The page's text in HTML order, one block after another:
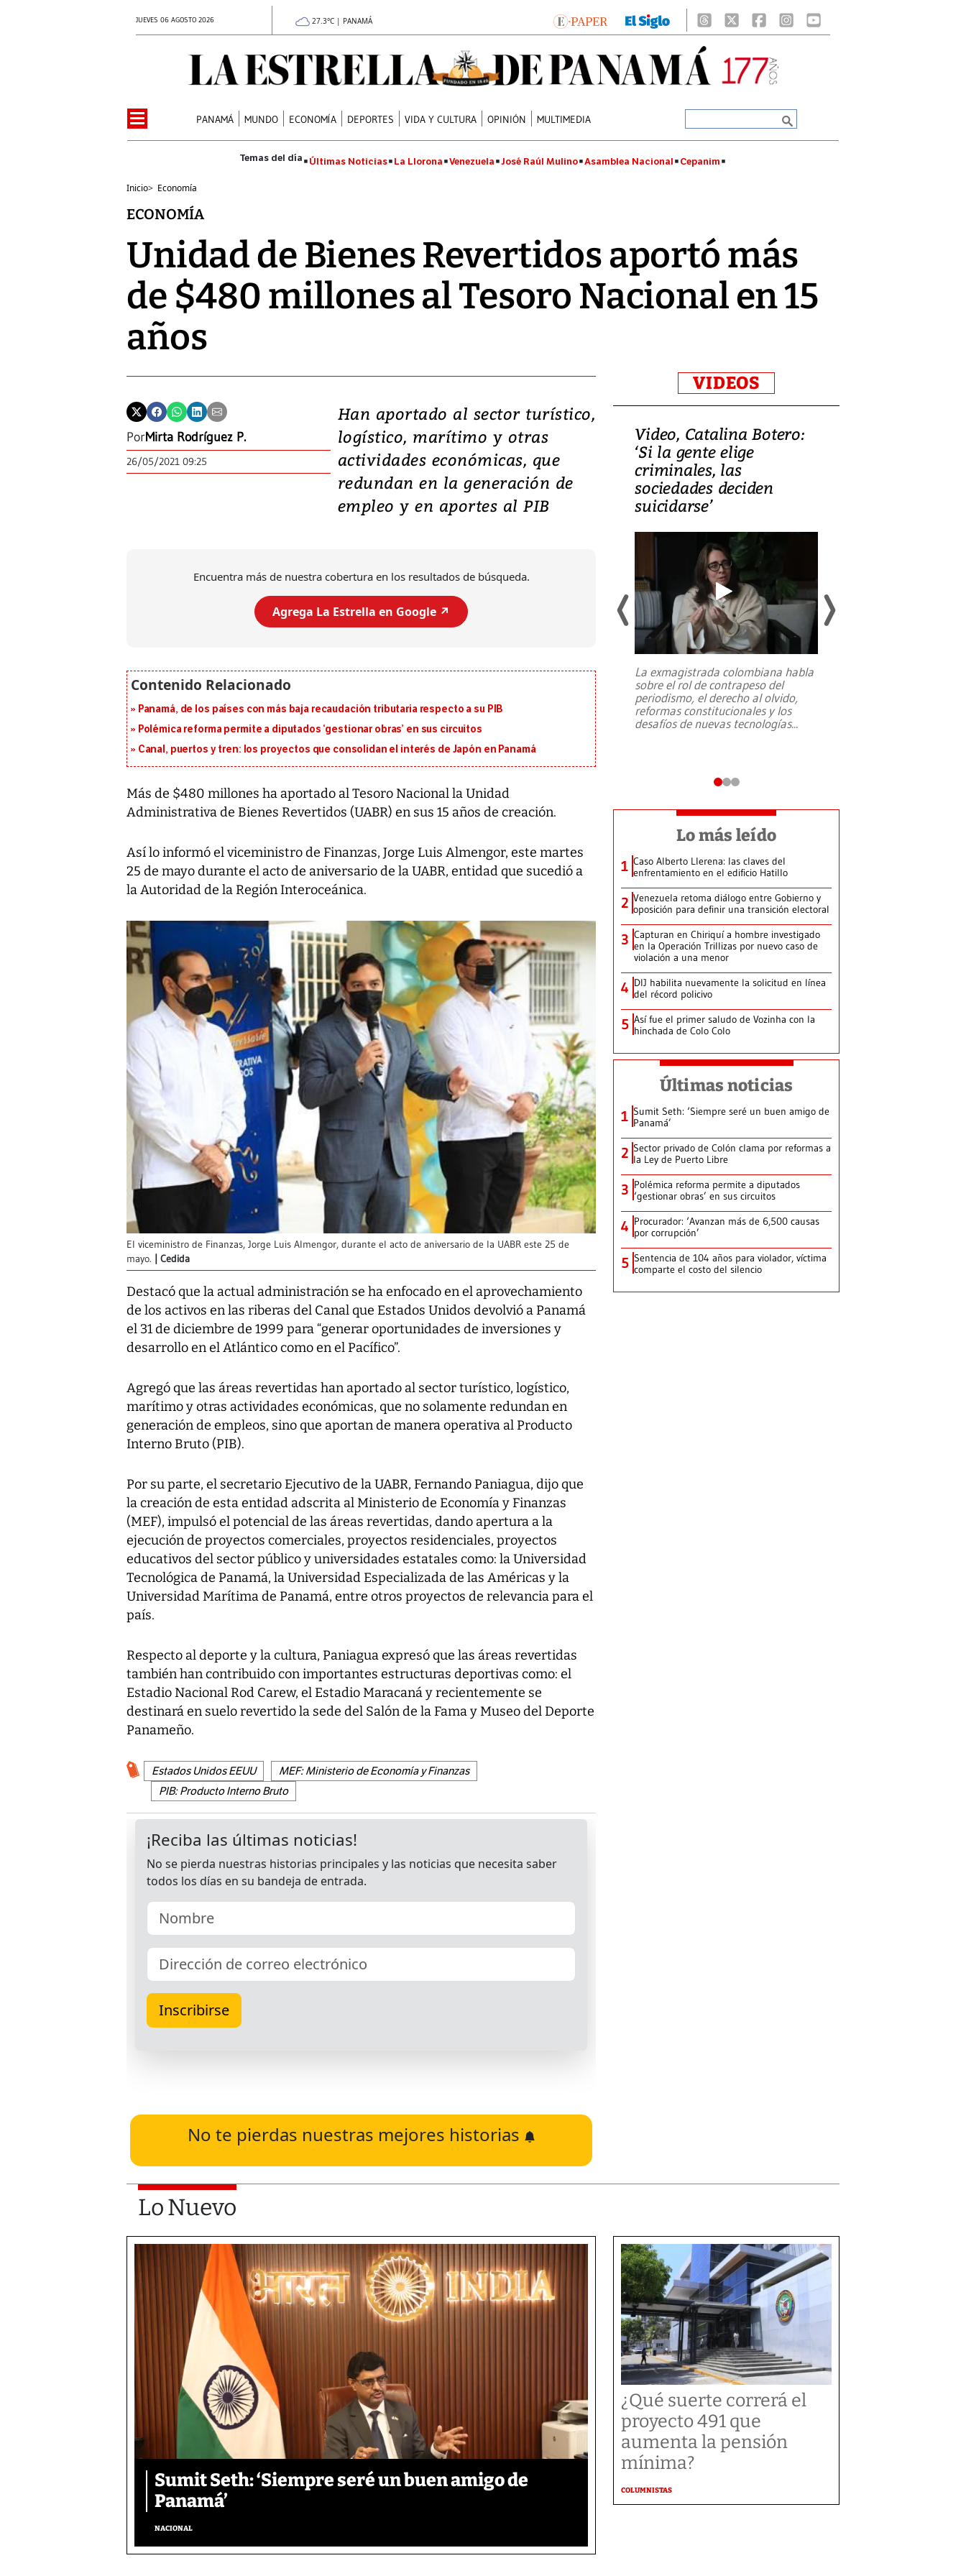
JUEVES 06 AGOSTO 2026 27.3°C | PANAMÁ
PANAMÁ MUNDO ECONOMÍA DEPORTES VIDA Y CULTURA OPINIÓN MULTIMEDIA
Últimas Noticias La Llorona Venezuela José Raúl Mulino Asamblea Nacional Cepanim
Inicio> Economía
ECONOMÍA
Unidad de Bienes Revertidos aportó más
de $480 millones al Tesoro Nacional en 15
años
PorMirta Rodríguez P.
26/05/2021 09:25
Han aportado al sector turístico,
logístico, marítimo y otras
actividades económicas, que
redundan en la generación de
empleo y en aportes al PIB
Encuentra más de nuestra cobertura en los resultados de búsqueda.
Agrega La Estrella en Google ↗️
Panamá, de los países con más baja recaudación tributaria respecto a su PIB
Polémica reforma permite a diputados ‘gestionar obras’ en sus circuitos
Canal, puertos y tren: los proyectos que consolidan el interés de Japón en Panamá
Más de $480 millones ha aportado al Tesoro Nacional la Unidad
Administrativa de Bienes Revertidos (UABR) en sus 15 años de creación.
Así lo informó el viceministro de Finanzas, Jorge Luis Almengor, este martes
25 de mayo durante el acto de aniversario de la UABR, entidad que sucedió a
la Autoridad de la Región Interoceánica.
El viceministro de Finanzas, Jorge Luis Almengor, durante el acto de aniversario de la UABR este 25 de
mayo.
Cedida
Destacó que la actual administración se ha enfocado en el aprovechamiento
de los activos en las riberas del Canal que Estados Unidos devolvió a Panamá
el 31 de diciembre de 1999 para “generar oportunidades de inversiones y
desarrollo en el Atlántico como en el Pacífico”.
Agregó que las áreas revertidas han aportado al sector turístico, logístico,
marítimo y otras actividades económicas, que no solamente redundan en
generación de empleos, sino que aportan de manera operativa al Producto
Interno Bruto (PIB).
Por su parte, el secretario Ejecutivo de la UABR, Fernando Paniagua, dijo que
la creación de esta entidad adscrita al Ministerio de Economía y Finanzas
(MEF), impulsó el potencial de las áreas revertidas, dando apertura a la
ejecución de proyectos comerciales, proyectos residenciales, proyectos
educativos del sector público y universidades estatales como: la Universidad
Tecnológica de Panamá, la Universidad Especializada de las Américas y la
Universidad Marítima de Panamá, entre otros proyectos de relevancia para el
país.
Respecto al deporte y la cultura, Paniagua expresó que las áreas revertidas
también han contribuido con importantes estructuras deportivas como: el
Estadio Nacional Rod Carew, el Estadio Maracaná y recientemente se
destinará en suelo revertido la sede del Salón de la Fama y Museo del Deporte
Panameño.
Estados Unidos EEUU
MEF: Ministerio de Economía y Finanzas
PIB: Producto Interno Bruto
No te pierdas nuestras mejores historias
VIDEOS
Video, Japón: Terremoto
deja heridos y graves
daños en Kumamoto
al sur de Japón, provocando una
Video, Catalina Botero:
‘Si la gente elige
criminales, las
sociedades deciden
suicidarse’
La exmagistrada colombiana habla
sobre el rol de contrapeso del
periodismo, el derecho al olvido,
reformas constitucionales y los
desafíos de nuevas tecnologías...
Lo más leído
1 Caso Alberto Llerena: las claves del
enfrentamiento en el edificio Hatillo
2 Venezuela retoma diálogo entre Gobierno y
oposición para definir una transición electoral
3 Capturan en Chiriquí a hombre investigado
en la Operación Trillizas por nuevo caso de
violación a una menor
4 DIJ habilita nuevamente la solicitud en línea
del récord policivo
5 Así fue el primer saludo de Vozinha con la
hinchada de Colo Colo
Últimas noticias
1 Sumit Seth: ‘Siempre seré un buen amigo de
Panamá’
2 Sector privado de Colón clama por reformas a
la Ley de Puerto Libre
3 Polémica reforma permite a diputados
‘gestionar obras’ en sus circuitos
4 Procurador: ‘Avanzan más de 6,500 causas
por corrupción’
5 Sentencia de 104 años para violador, víctima
comparte el costo del silencio
Lo Nuevo
Sumit Seth: ‘Siempre seré un buen amigo de
Panamá’
NACIONAL
¿Qué suerte correrá el
proyecto 491 que
aumenta la pensión
mínima?
COLUMNISTAS